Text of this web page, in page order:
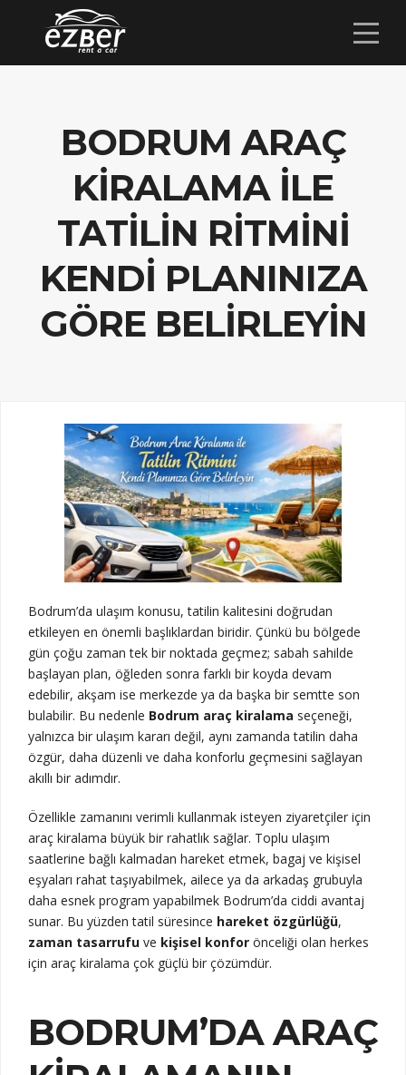
BODRUM ARAÇ
KIRALAMA ILE
TATILIN RITMINI
KENDI PLANINIZA
GÖRE BELIRLEYIN
Bodrum’da ulaşım konusu, tatilin kalitesini doğrudan
etkileyen en önemli başlıklardan biridir. Çünkü bu bölgede
gün çoğu zaman tek bir noktada geçmez; sabah sahilde
başlayan plan, öğleden sonra farklı bir koyda devam
edebilir, akşam ise merkezde ya da başka bir semtte son
bulabilir. Bu nedenle Bodrum araç kiralama seçeneği,
yalnızca bir ulaşım kararı değil, aynı zamanda tatilin daha
özgür, daha düzenli ve daha konforlu geçmesini sağlayan
akıllı bir adımdır.
Özellikle zamanını verimli kullanmak isteyen ziyaretçiler için
araç kiralama büyük bir rahatlık sağlar. Toplu ulaşım
saatlerine bağlı kalmadan hareket etmek, bagaj ve kişisel
eşyaları rahat taşıyabilmek, ailece ya da arkadaş grubuyla
daha esnek program yapabilmek Bodrum’da ciddi avantaj
sunar. Bu yüzden tatil süresince hareket özgürlüğü,
zaman tasarrufu ve kişisel konfor önceliği olan herkes
için araç kiralama çok güçlü bir çözümdür.
BODRUM’DA ARAÇ